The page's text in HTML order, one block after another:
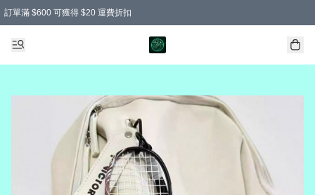
訂單滿 $600 可獲得 $20 運費折扣